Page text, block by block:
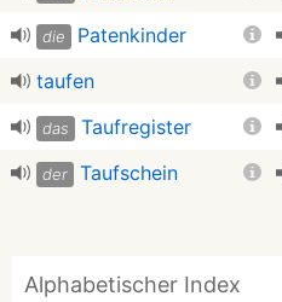
die Patenkinder
taufen
das Taufregister
der Taufschein
Alphabetischer Index